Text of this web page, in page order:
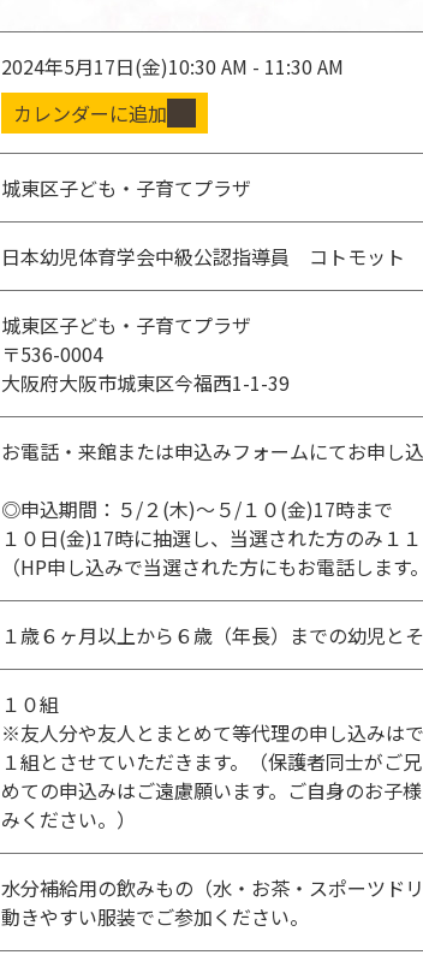
2024年5月17日(金)10:30 AM - 11:30 AM
カレンダーに追加
城東区子ども・子育てプラザ
日本幼児体育学会中級公認指導員 コトモット
城東区子ども・子育てプラザ
〒536-0004
大阪府大阪市城東区今福西1-1-39
お電話・来館または申込みフォームにてお申し込
◎申込期間：５/２(木)～５/１０(金)17時まで
１０日(金)17時に抽選し、当選された方のみ１
（HP申し込みで当選された方にもお電話します。
１歳６ヶ月以上から６歳（年長）までの幼児と
１０組
※友人分や友人とまとめて等代理の申し込みは
１組とさせていただきます。（保護者同士がご
めての申込みはご遠慮願います。ご自身のお子
みください。）
水分補給用の飲みもの（水・お茶・スポーツドリ
動きやすい服装でご参加ください。